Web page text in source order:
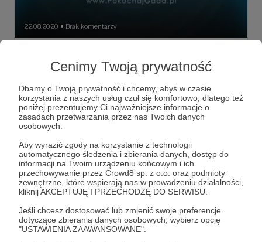
Cenimy Twoją prywatność
Dbamy o Twoją prywatność i chcemy, abyś w czasie
korzystania z naszych usług czuł się komfortowo, dlatego też
poniżej prezentujemy Ci najważniejsze informacje o
zasadach przetwarzania przez nas Twoich danych
osobowych.
Aby wyrazić zgody na korzystanie z technologii
automatycznego śledzenia i zbierania danych, dostęp do
informacji na Twoim urządzeniu końcowym i ich
przechowywanie przez Crowd8 sp. z o.o. oraz podmioty
zewnętrzne, które wspierają nas w prowadzeniu działalności,
kliknij AKCEPTUJĘ I PRZECHODZĘ DO SERWISU.
Jeśli chcesz dostosować lub zmienić swoje preferencje
dotyczące zbierania danych osobowych, wybierz opcję
"USTAWIENIA ZAAWANSOWANE".
22.08.2020 ● Brak komentarzy
oficjalnie możemy ogłosić, że znajdziecie nas pod nową
nazwą FUNDACJA POKOCHAJ GADA ❤️??
fundacja pokochaj gada